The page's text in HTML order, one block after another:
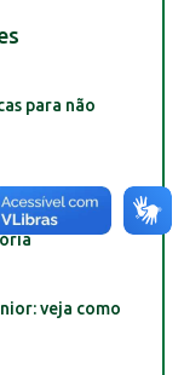
para não
do Canto
unidade da
veja como